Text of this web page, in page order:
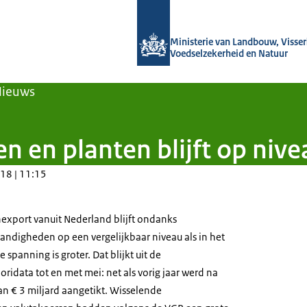
Ministerie van Landbouw,
Voedselzekerheid en Natuur
en planten blijft op
| 11:15
vanuit Nederland blijft ondanks
op een vergelijkbaar niveau als in het
spanning is groter. Dat blijkt uit de
tot en met mei: net als vorig jaar werd na
€ 3 miljard aangetikt. Wisselende